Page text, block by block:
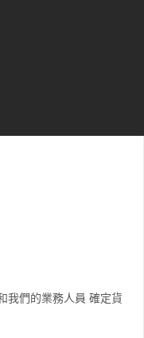
我們的業務人員 確定貨